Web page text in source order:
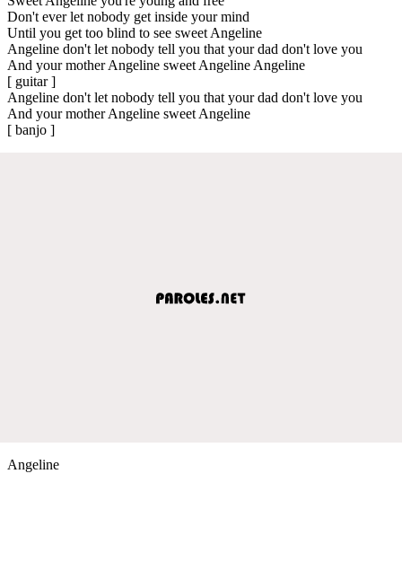
Don't ever let nobody get inside your mind
Until you get too blind to see sweet Angeline
Angeline don't let nobody tell you that your dad don't love you
And your mother Angeline sweet Angeline Angeline
[ guitar ]
Angeline don't let nobody tell you that your dad don't love you
And your mother Angeline sweet Angeline
[ banjo ]
Angeline